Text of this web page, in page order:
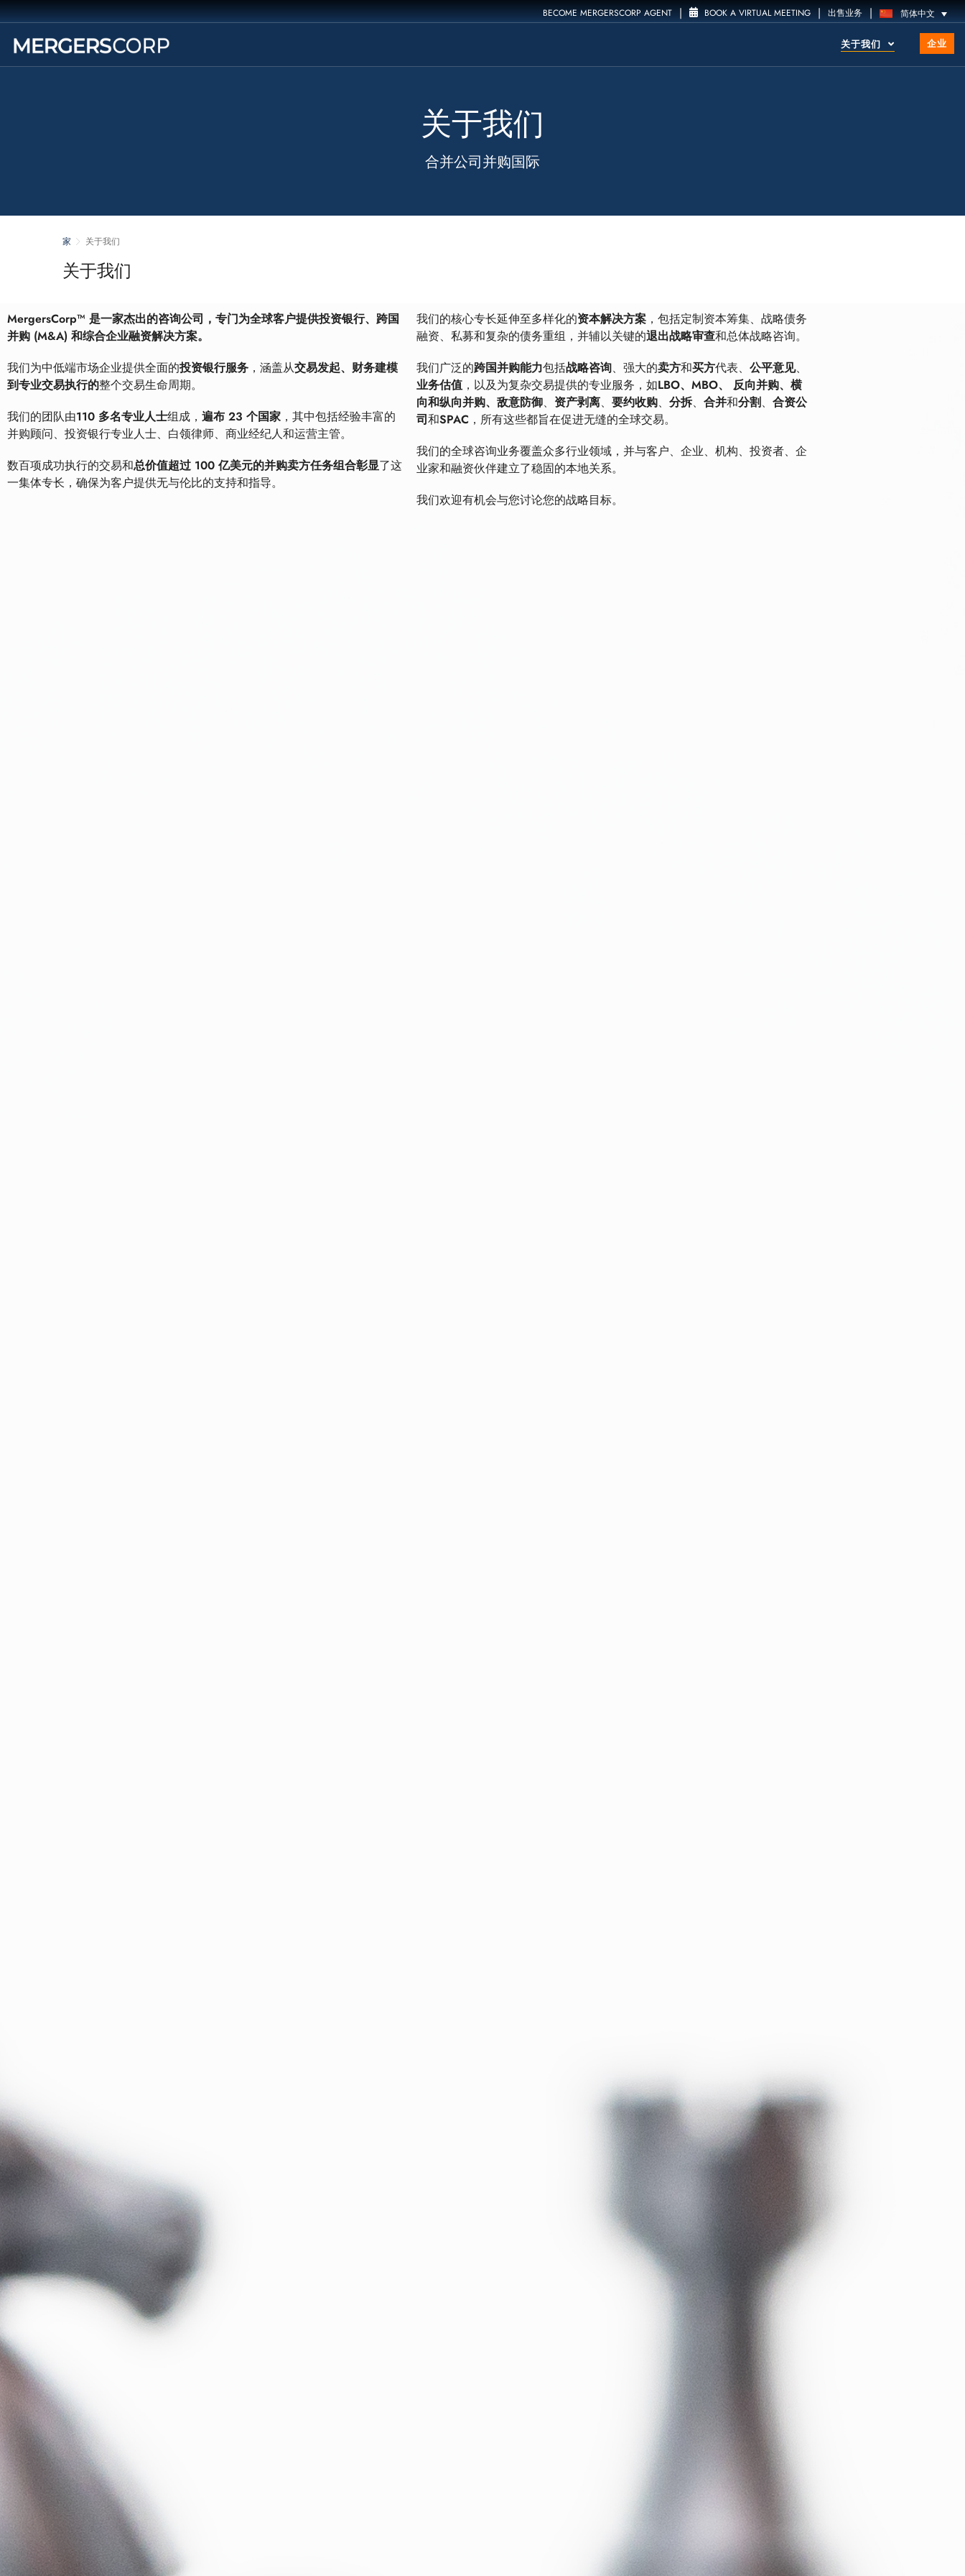
BECOME MERGERSCORP AGENT | BOOK A VIRTUAL MEETING | 出售业务 | 简体中文
关于我们 企业
关于我们
合并公司并购国际
家 关于我们
关于我们
MergersCorp™ 是一家杰出的咨询公司，专门为全球客户提供投资银行、跨国
并购 (M&A) 和综合企业融资解决方案。
我们为中低端市场企业提供全面的投资银行服务 ，涵盖从交易发起、财务建模
到专业交易执行的整个交易生命周期。
我们的团队由110 多名专业人士组成， 遍布 23 个国家 ，其中包括经验丰富的
并购顾问、投资银行专业人士、白领律师、商业经纪人和运营主管。
数百项成功执行的交易和总价值超过 100 亿美元的并购卖方任务组合彰显了这
一集体专长，确保为客户提供无与伦比的支持和指导。
我们的核心专长延伸至多样化的资本解决方案 ，包括定制资本筹集、战略债务
融资、私募和复杂的债务重组，并辅以关键的退出战略审查和总体战略咨询。
我们广泛的跨国并购能力包括战略咨询、强大的卖方和买方代表、 公平意见、
业务估值，以及为复杂交易提供的专业服务，如LBO、MBO、
反向并购、横
向和纵向并购、敌意防御、 资产剥离、 要约收购、 分拆、 合并和分割、 合资公
司和SPAC ，所有这些都旨在促进无缝的全球交易。
我们的全球咨询业务覆盖众多行业领域，并与客户、企业、机构、投资者、企
业家和融资伙伴建立了稳固的本地关系。
我们欢迎有机会与您讨论您的战略目标。